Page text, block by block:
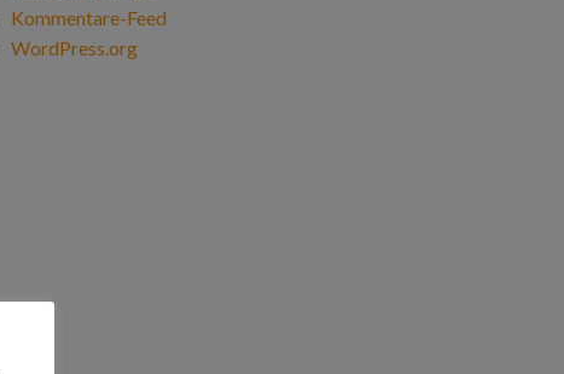
Kommentare-Feed
WordPress.org